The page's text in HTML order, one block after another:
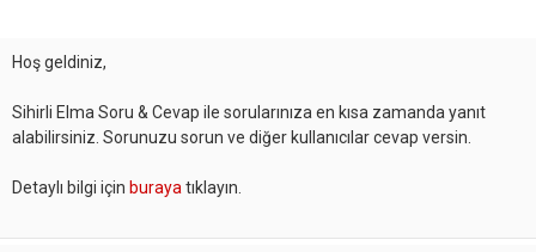
Hoş geldiniz,
Sihirli Elma Soru & Cevap ile sorularınıza en kısa zamanda yanıt
alabilirsiniz. Sorunuzu sorun ve diğer kullanıcılar cevap versin.
Detaylı bilgi için buraya tıklayın.